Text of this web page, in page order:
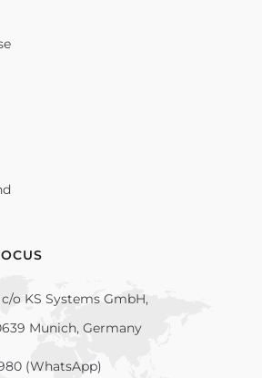
o KS Systems GmbH,
Munich, Germany
(WhatsApp)